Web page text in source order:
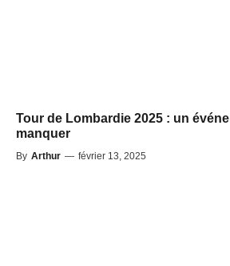
Tour de Lombardie 2025 : un
manquer
By Arthur — février 13, 2025